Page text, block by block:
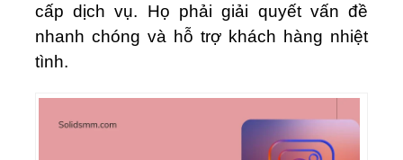
cấp dịch vụ. Họ phải giải quyết vấn đề
nhanh chóng và hỗ trợ khách hàng nhiệt
tình.